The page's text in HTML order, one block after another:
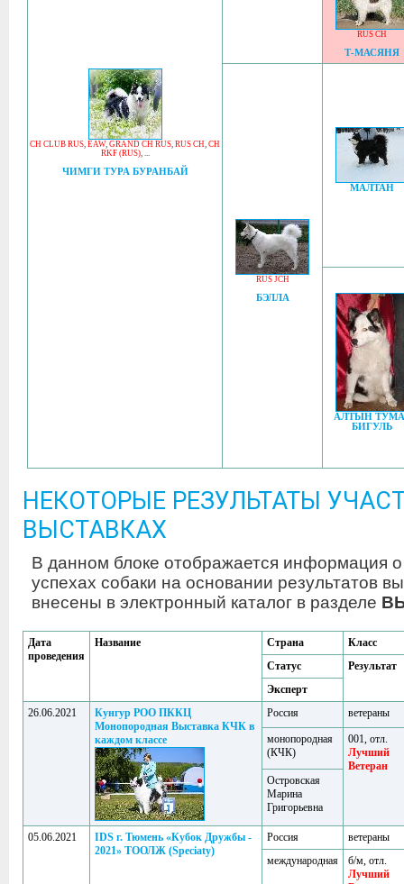
CH CLUB RUS, EAW, GRAND CH RUS, RUS CH, CH
RKF (RUS), ...
ЧИМГИ ТУРА БУРАНБАЙ
RUS CH
Т-МАСЯНЯ
RUS JCH
БЭЛЛА
МАЛТАН
АЛТЫН
БИГУЛЬ
НЕКОТОРЫЕ РЕЗУЛЬТАТЫ
ВЫСТАВКАХ
В данном блоке отображается информация
успехах собаки на основании результатов
внесены в электронный каталог в разделе
Дата
проведения
Название Страна
Класс
Статус
Результат
Эксперт
26.06.2021
Кунгур РОО ПККЦ
Монопородная Выставка КЧК в
каждом классе
Россия ветераны
монопородная
(КЧК)
001, отл.
Лучший
Ветеран
Островская
Марина
Григорьевна
05.06.2021
IDS г. Тюмень «Кубок Дружбы -
2021» ТООЛЖ (Speciaty)
Россия
ветераны
международная
б/м, отл.
Лучший